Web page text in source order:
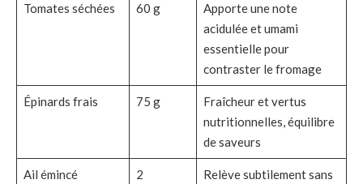
Tomates séchées 60 g
Apporte une note
acidulée et umami
essentielle pour
contraster le fromage
Épinards frais 75 g
Fraîcheur et vertus
nutritionnelles, équilibre
de saveurs
Ail émincé
2
Relève subtilement sans